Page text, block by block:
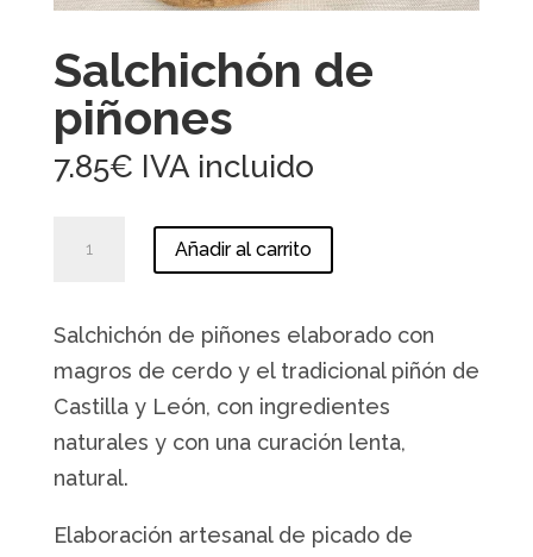
Salchichón de
piñones
7.85€ IVA incluido
Añadir al carrito
Salchichón de piñones elaborado con
magros de cerdo y el tradicional piñón de
Castilla y León, con ingredientes
naturales y con una curación lenta,
natural.
Elaboración artesanal de picado de